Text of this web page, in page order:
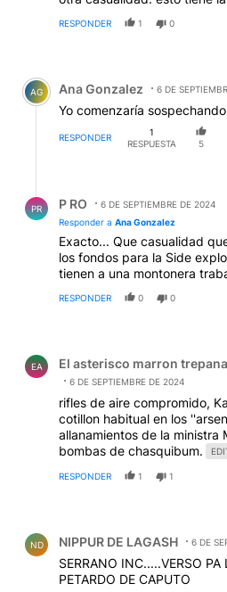
RESPONDER 1 0
Comentario de Ana Gonzalez.
AG Ana Gonzalez 6 DE
Yo comenzaría
RESPONDER
1
RESPUESTA
5
PR P RO
6 DE SEPTIEMBRE DE 2024
Responder a Ana Gonzalez
Exacto... Que casualidad
los fondos para la Side
tienen a una montonera
RESPONDER 0 0
EA El asterisco marron
6 DE SEPTIEMBRE DE 2024
rifles de aire compromido,
cotillon habitual en los
allanamientos de la ministra
bombas de chasquibum.
RESPONDER 1 1
ND NIPPUR DE LAGASH 6 DE
SERRANO INC.....VERSO
PETARDO DE CAPUTO